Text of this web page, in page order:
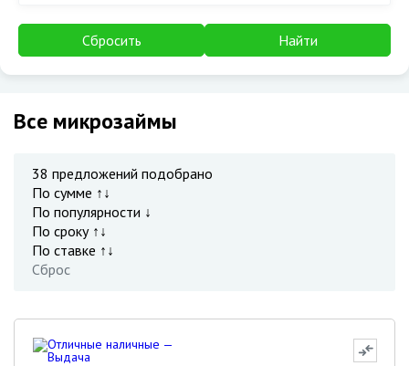
Сбросить Найти
Все микрозаймы
38 предложений подобрано
По сумме ↑↓
По популярности ↓
По сроку ↑↓
По ставке ↑↓
Сброс